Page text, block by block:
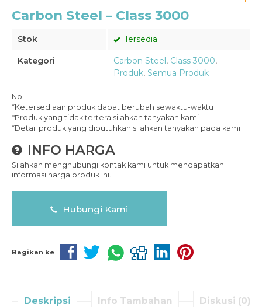
Carbon Steel – Class 3000
Stok Tersedia
Kategori Carbon Steel, Class 3000,
Produk, Semua Produk
Nb:
*Ketersediaan produk dapat berubah sewaktu-waktu
*Produk yang tidak tertera silahkan tanyakan kami
*Detail produk yang dibutuhkan silahkan tanyakan pada kami
INFO HARGA
Silahkan menghubungi kontak kami untuk mendapatkan
informasi harga produk ini.
Hubungi Kami
Bagikan ke
Deskripsi Info Tambahan Diskusi (0)